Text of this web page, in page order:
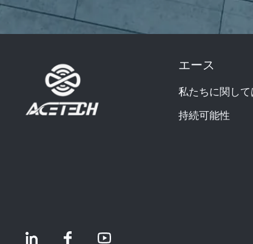
エース
私たちに関して
持続可能性